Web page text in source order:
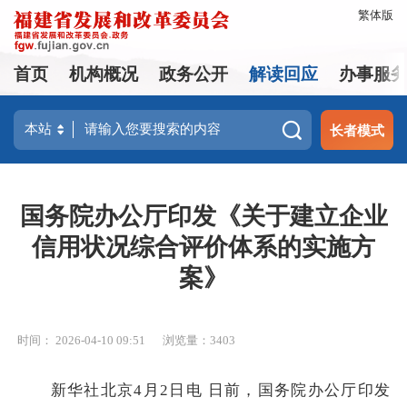
繁体版
首页 机构概况 政务公开 解读回应 办事服
长者模式
国务院办公厅印发《关于建立企业
信用状况综合评价体系的实施方
案》
时间： 2026-04-10 09:51 浏览量：3403
新华社北京4月2日电 日前，国务院办公厅印发